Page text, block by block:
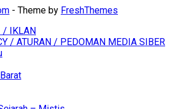
- Theme by FreshThemes
/ IKLAN
/ ATURAN / PEDOMAN MEDIA SIBER